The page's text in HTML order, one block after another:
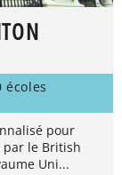
écoles
pour
par le British
Uni...